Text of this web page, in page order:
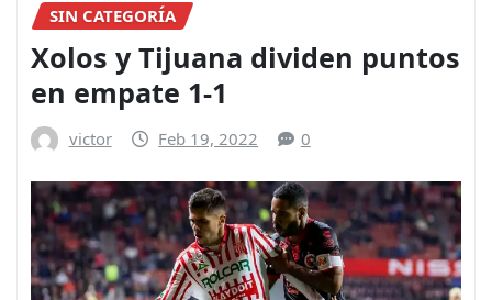
SIN CATEGORÍA
Xolos y Tijuana dividen puntos
en empate 1-1
victor Feb 19, 2022 0